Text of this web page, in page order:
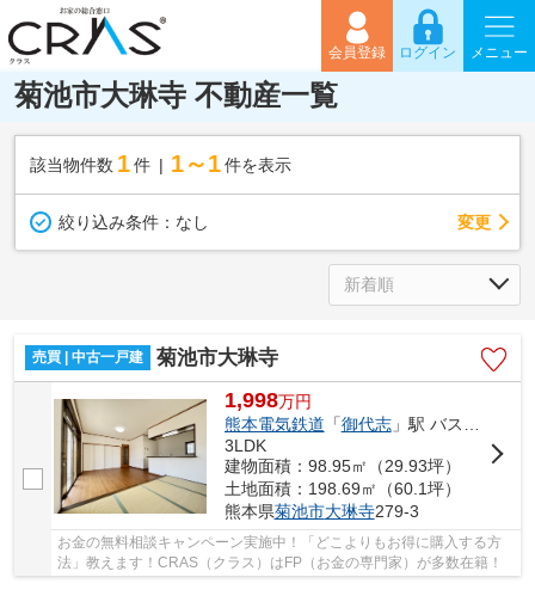
会員登録 ログイン メニュー
菊池市大琳寺 不動産一覧
該当物件数 1件 1～1 件を表示
絞り込み条件： なし 変更
売買 | 中古一戸建 菊池市大琳寺
1,998万円
熊本電気鉄道 「御代志」駅 バス26分 「大琳寺」 停歩5分
3LDK
建物面積：98.95㎡（29.93坪）
土地面積：198.69㎡（60.1坪）
熊本県菊池市大琳寺279-3
お金の無料相談キャンペーン実施中！「どこよりもお得に購入する方
法」教えます！CRAS（クラス）はFP（お金の専門家）が多数在籍！